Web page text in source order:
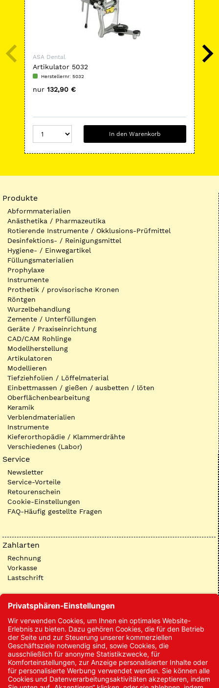
ASA Dental
Artikulator 5032
Herstellernr: 5032
nur 132,90 €
In den Warenkorb
Produkte
Abformmaterialien
Anästhetika / Pharmazeutika
Rotierende Instrumente / Okklusions-Prüfmittel
Desinfektions- / Reinigungsmittel
Hygiene- / Einwegartikel
Füllungsmaterialien
Prophylaxe
Instrumente
Prothetik / provisorische Kronen
Röntgen
Wurzelbehandlung
Zemente / Unterfüllungen
Geräte / Praxiseinrichtung
CAD/CAM Rohlinge
Modellherstellung
Artikulatoren
Modellieren
Tiefziehfolien / Löffelmaterial
Einbettmassen / gießen / ausbetten / löten
Oberflächenbearbeitung
Keramik
Verblendmaterialien
Instrumente
Kieferorthopädie / Klammerdrähte
Verschiedenes (Labor)
Service
Newsletter
Service-Vorteile
Retourenschein
Cookie-Einstellungen
FAQ-Häufig gestellte Fragen
Zahlarten
Rechnung
Vorkasse
Lastschrift
Kontakt
Kontakt/Anfrage
Neukundenanmeldung
Kennwort vergessen